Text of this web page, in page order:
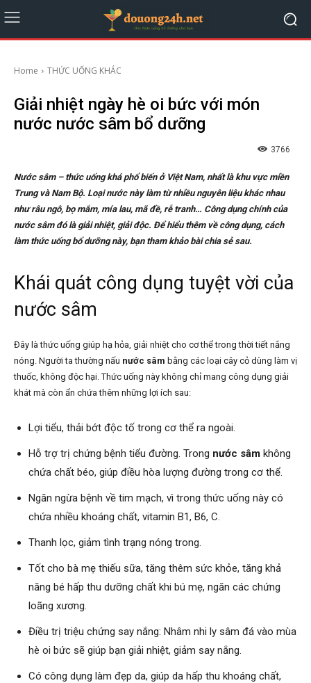
Home THỨC UỐNG KHÁC
Giải nhiệt ngày hè oi bức với món
nước nước sâm bổ dưỡng
3766
Nước sâm – thức uống khá phổ biến ở Việt Nam, nhất là khu vực miền
Trung và Nam Bộ. Loại nước này làm từ nhiều nguyên liệu khác nhau
như râu ngô, bọ mắm, mía lau, mã đề, rễ tranh… Công dụng chính của
nước sâm đó là giải nhiệt, giải độc. Để hiểu thêm về công dụng, cách
làm thức uống bổ dưỡng này, bạn tham khảo bài chia sẻ sau.
Khái quát công dụng tuyệt vời của
nước sâm
Đây là thức uống giúp hạ hỏa, giải nhiệt cho cơ thể trong thời tiết nắng
nóng. Người ta thường nấu nước sâm bằng các loại cây cỏ dùng làm vị
thuốc, không độc hại. Thức uống này không chỉ mang công dụng giải
khát mà còn ẩn chứa thêm những lợi ích sau:
Lợi tiểu, thải bớt độc tố trong cơ thể ra ngoài.
Hỗ trợ trị chứng bệnh tiểu đường. Trong nước sâm không
chứa chất béo, giúp điều hòa lượng đường trong cơ thể.
Ngăn ngừa bệnh về tim mạch, vì trong thức uống này có
chứa nhiều khoáng chất, vitamin B1, B6, C.
Thanh lọc, giảm tình trạng nóng trong.
Tốt cho bà mẹ thiếu sữa, tăng thêm sức khỏe, tăng khả
năng bé hấp thu dưỡng chất khi bú mẹ, ngăn các chứng
loãng xương.
Điều trị triệu chứng say nắng: Nhâm nhi ly sâm đá vào mùa
hè oi bức sẽ giúp bạn giải nhiệt, giảm say nắng.
Có công dụng làm đẹp da, giúp da hấp thu khoáng chất,